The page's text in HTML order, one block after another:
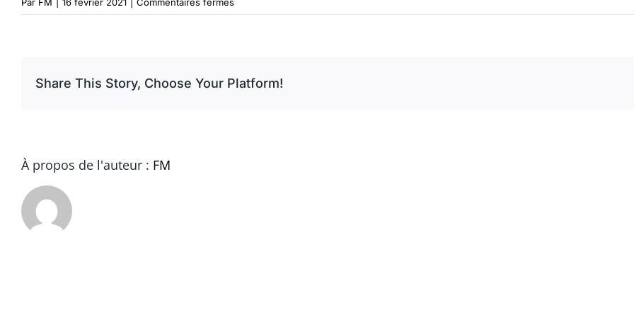
Panier_decouverte
Share This Story, Choose Your Platform!
À propos de l'auteur : FM